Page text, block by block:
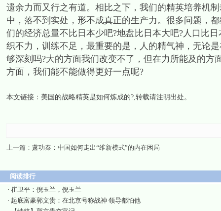
遗余力而又行之有道。相比之下，我们的精英培养机
中，落不到实处，形不成真正的生产力。很多问题，
们的经济总量不比日本少吧?地盘比日本大吧?人口比
织不力，训练不足，最重要的是，人的精气神，无论
够深刻吗?大的方面我们改变不了，但在力所能及的
方面，我们能不能做得更好一点呢?
本文链接： 美国的战略精英是如何炼成的?,转载请注明出处。
上一篇： 萧功秦：中国如何走出“维新模式”的内在困局
阅读排行
· 崔卫平：倪玉兰，倪玉兰
· 起底富豪郭文贵：在北京号称战神 领导都怕他